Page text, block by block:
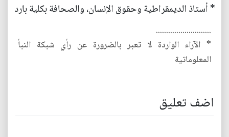
* أستاذ الديمقراطية وحقوق الإنسان، والصحافة بكلية بارد
...........................
* الآراء الواردة لا تعبر بالضرورة عن رأي شبكة النبأ
المعلوماتية
اضف تعليق